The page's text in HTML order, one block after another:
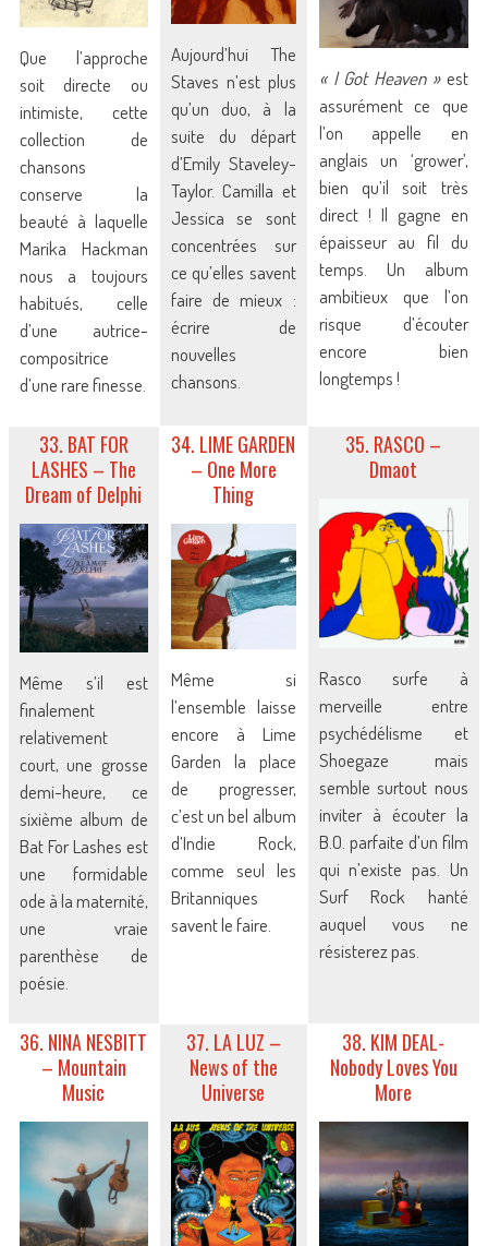
Que l’approche
soit directe ou
intimiste, cette
collection de
chansons
conserve la
beauté à laquelle
Marika Hackman
nous a toujours
habitués, celle
d’une autrice-
compositrice
d’une rare finesse.
Aujourd’hui The
Staves n’est plus
qu’un duo, à la
suite du départ
d’Emily Staveley-
Taylor. Camilla et
Jessica se sont
concentrées sur
ce qu’elles savent
faire de mieux :
écrire de
nouvelles
chansons.
« I Got Heaven »est
assurément ce que
l’on appelle en
anglais un ‘grower’,
bien qu’il soit très
direct ! Il gagne en
épaisseur au fil du
temps. Un album
ambitieux que l’on
risque d’écouter
encore bien
longtemps !
33. BAT FOR
LASHES – The
Dream of Delphi
Même s’il est
finalement
relativement
court, une grosse
demi-heure, ce
sixième album de
Bat For Lashes est
une formidable
ode à la maternité,
une vraie
parenthèse de
poésie.
34. LIME GARDEN
– One More
Thing
Même si
l’ensemble laisse
encore à Lime
Garden la place
de progresser,
c’est un bel album
d’Indie Rock,
comme seul les
Britanniques
savent le faire.
35. RASCO –
Dmaot
Rasco surfe à
merveille entre
psychédélisme et
Shoegaze mais
semble surtout nous
inviter à écouter la
B.O. parfaite d’un film
qui n’existe pas. Un
Surf Rock hanté
auquel vous ne
résisterez pas.
36. NINA NESBITT
– Mountain
Music
37. LA LUZ –
News of the
Universe
38. KIM DEAL-
Nobody Loves You
More